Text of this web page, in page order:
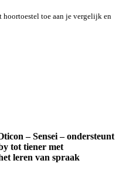
hoortoestel toe aan je vergelijk en
– Sensei – ondersteunt
tot tiener met
leren van spraak